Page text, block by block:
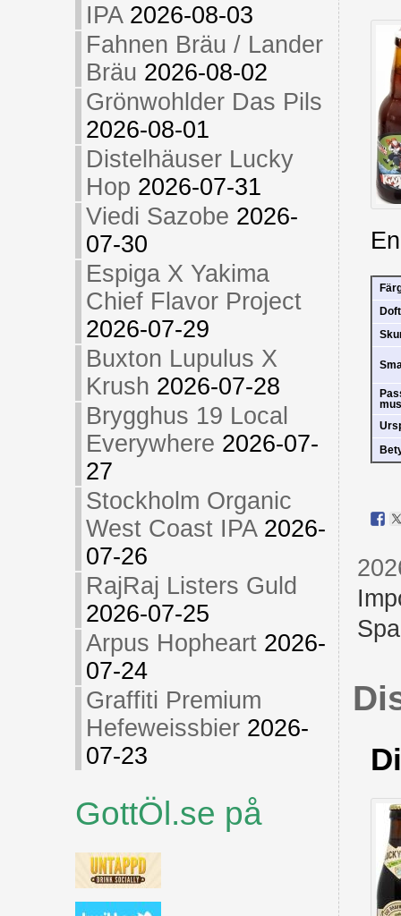
IPA 2026-08-03
Fahnen Bräu / Lander
Bräu 2026-08-02
Grönwohlder Das Pils
2026-08-01
Distelhäuser Lucky
Hop 2026-07-31
Viedi Sazobe 2026-
07-30
Espiga X Yakima
Chief Flavor Project
2026-07-29
Buxton Lupulus X
Krush 2026-07-28
Brygghus 19 Local
Everywhere 2026-07-
27
Stockholm Organic
West Coast IPA 2026-
07-26
RajRaj Listers Guld
2026-07-25
Arpus Hopheart 2026-
07-24
Graffiti Premium
Hefeweissbier 2026-
07-23
GottÖl.se på
Doft